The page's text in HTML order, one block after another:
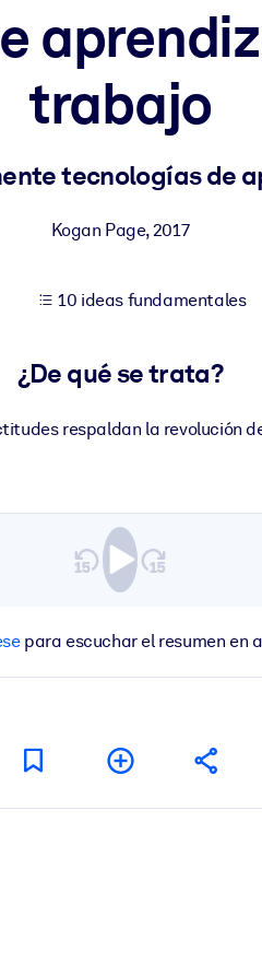
de aprendizaje.
para usar.
resultados.
trabajo
tecnologías de
Kogan Page,2017
10 ideas fundamentales
¿De qué se trata?
respaldan la revolución
para escuchar el resumen en